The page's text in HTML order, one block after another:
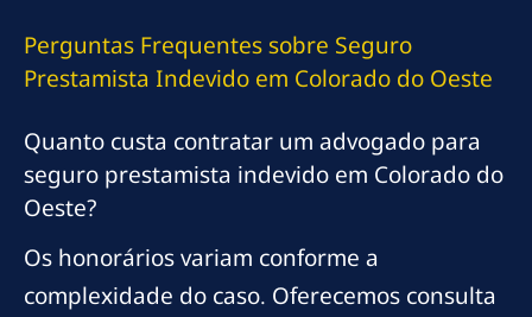
Perguntas Frequentes sobre Seguro
Prestamista Indevido em Colorado do Oeste
Quanto custa contratar um advogado para
seguro prestamista indevido em Colorado do
Oeste?
Os honorários variam conforme a
complexidade do caso. Oferecemos consulta